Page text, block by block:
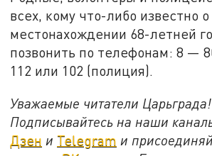
всех, кому что-либо известно о
местонахождении 68-летней
позвонить по телефонам: 8 —
112 или 102 (полиция).
Уважаемые читатели Царьграда!
Подписывайтесь на наши
Дзен и Telegram и